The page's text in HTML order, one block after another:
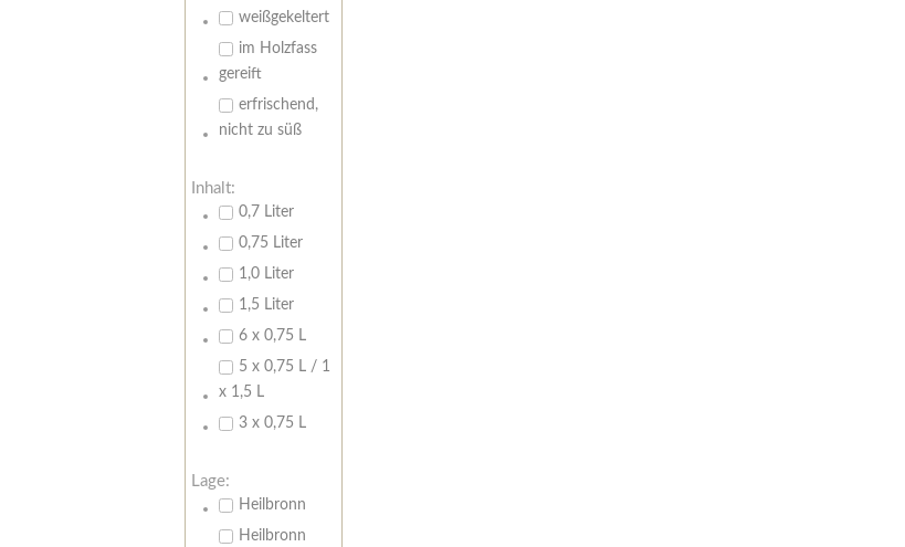
weißgekeltert
im Holzfass
gereift
erfrischend,
nicht zu süß
Inhalt:
0,7 Liter
0,75 Liter
1,0 Liter
1,5 Liter
6 x 0,75 L
5 x 0,75 L / 1
x 1,5 L
3 x 0,75 L
Lage:
Heilbronn
Heilbronn